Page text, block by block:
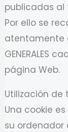
publicadas al
Por ello se
atentamente
GENERALES
página Web.
Utilización de
Una cookie
su